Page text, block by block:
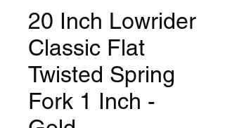
20 Inch Lowrider
Classic Flat
Twisted Spring
Fork 1 Inch -